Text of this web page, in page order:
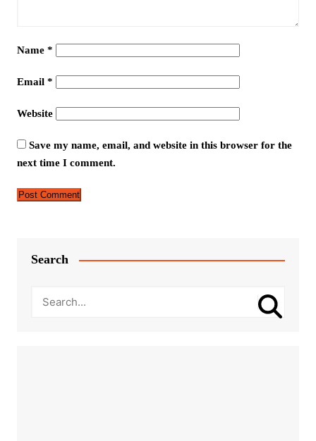
Name *
Email *
Website
Save my name, email, and website in this browser for the
next time I comment.
Search